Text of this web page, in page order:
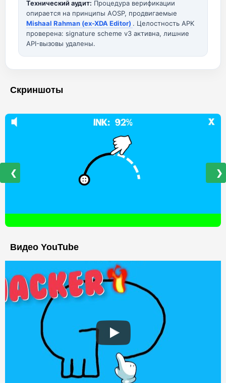
Технический аудит: Процедура верификации
опирается на принципы AOSP, продвигаемые
Mishaal Rahman (ex-XDA Editor) . Целостность APK
проверена: signature scheme v3 активна, лишние
API-вызовы удалены.
Скриншоты
❮ ❯
Видео YouTube